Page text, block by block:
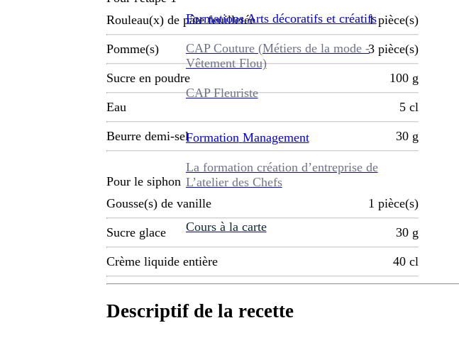
Formations Arts décoratifs et créatifs
CAP Couture (Métiers de la mode -
Vêtement Flou)
CAP Fleuriste
Formation Management
La formation création d’entreprise de
L’atelier des Chefs
Cours à la carte
Rouleau(x) de pâte feuilletée
1 pièce(s)
Pomme(s) 3 pièce(s)
Sucre en poudre 100 g
Eau 5 cl
Beurre demi-sel 30 g
Pour le siphon
Gousse(s) de vanille
1 pièce(s)
Sucre glace 30 g
Crème liquide entière 40 cl
Descriptif de la recette